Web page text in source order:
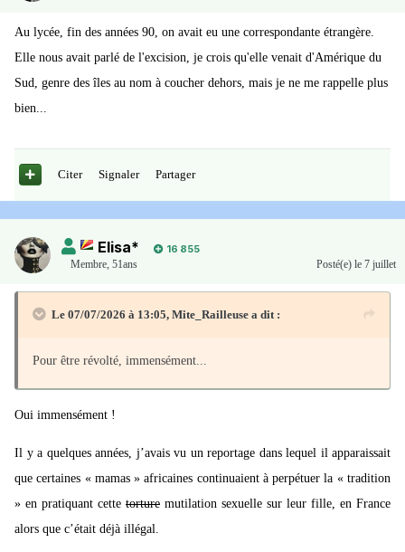
Au lycée, fin des années 90, on avait eu une correspondante étrangère.
Elle nous avait parlé de l'excision, je crois qu'elle venait d'Amérique du
Sud, genre des îles au nom à coucher dehors, mais je ne me rappelle plus
bien...
Citer Signaler Partager
Elisa*
16 855
Membre, 51ans Posté(e) le 7 juillet
Le 07/07/2026 à 13:05, Mite_Railleuse a dit :
Pour être révolté, immensément...
Oui immensément !
Il y a quelques années, j’avais vu un reportage dans lequel il apparaissait
que certaines « mamas » africaines continuaient à perpétuer la « tradition
» en pratiquant cette torture mutilation sexuelle sur leur fille, en France
alors que c’était déjà illégal.